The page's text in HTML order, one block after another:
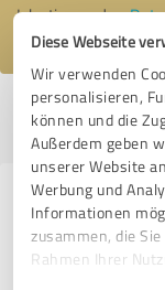
Diese Webseite
Wir verwenden
personalisieren,
können und die
Außerdem geben
unserer Website
Werbung und
Informationen
zusammen, die
Rahmen Ihrer
Ich stimme den
Profil aktiv seit